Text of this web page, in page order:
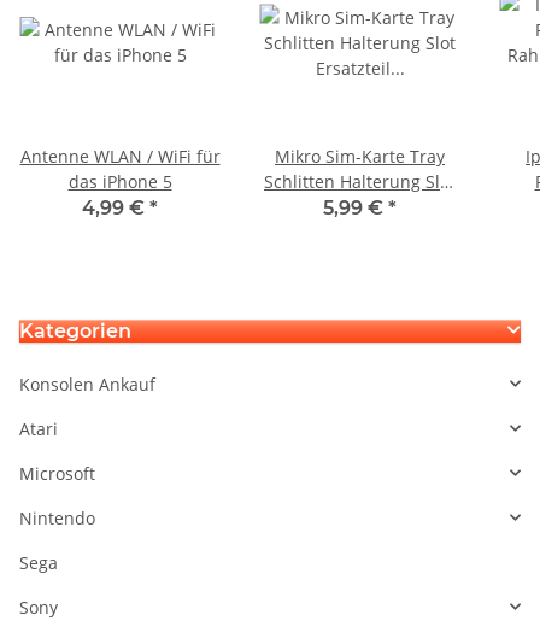
Antenne WLAN / WiFi für
das iPhone 5
4,99 € *
Mikro Sim-Karte Tray
Schlitten Halterung Slot
Ersatzteil für iPhone 5
5,99 € *
Kategorien
Konsolen Ankauf
Atari
Microsoft
Nintendo
Sega
Sony